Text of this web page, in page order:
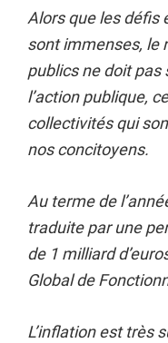
Alors que les défis
sont immenses, le
publics ne doit
l’action publique,
collectivités qui
nos concitoyens.
Au terme de
traduite par une
de 1 milliard
Global de
L’inflation est très